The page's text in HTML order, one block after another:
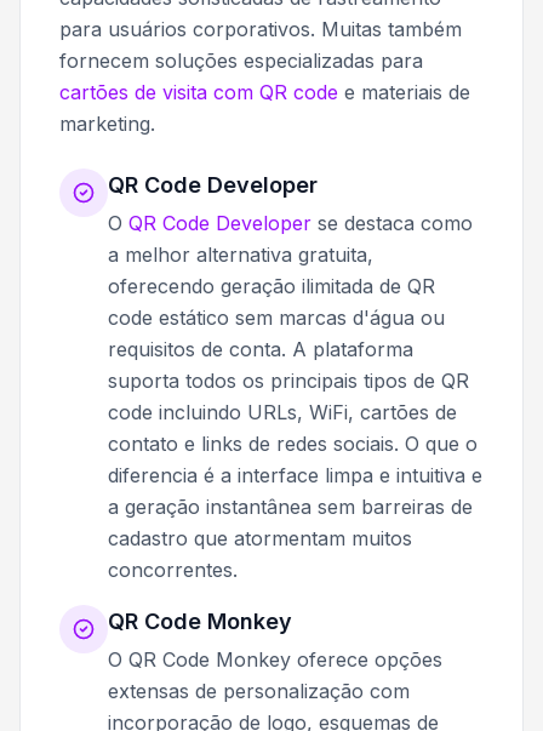
para usuários corporativos. Muitas também
fornecem soluções especializadas para
cartões de visita com QR code e materiais de
marketing.
QR Code Developer
O QR Code Developer se destaca como
a melhor alternativa gratuita,
oferecendo geração ilimitada de QR
code estático sem marcas d'água ou
requisitos de conta. A plataforma
suporta todos os principais tipos de QR
code incluindo URLs, WiFi, cartões de
contato e links de redes sociais. O que o
diferencia é a interface limpa e intuitiva e
a geração instantânea sem barreiras de
cadastro que atormentam muitos
concorrentes.
QR Code Monkey
O QR Code Monkey oferece opções
extensas de personalização com
incorporação de logo, esquemas de